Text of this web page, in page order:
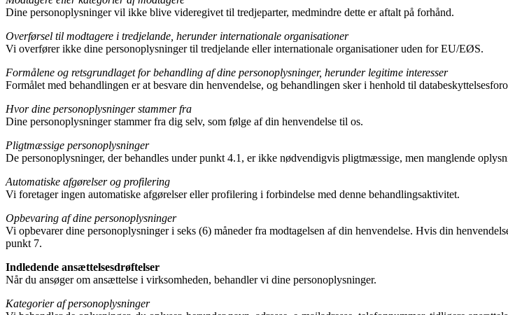
Dine personoplysninger vil ikke blive videregivet til tredjeparter, medmindre dette er aftalt på forhånd.
Overførsel til modtagere i tredjelande, herunder internationale organisationer
Vi overfører ikke dine personoplysninger til tredjelande eller internationale organisationer uden for EU/EØS.
Formålene og retsgrundlaget for behandling af dine personoplysninger, herunder legitime interesser
Formålet med behandlingen er at besvare din henvendelse, og behandlingen sker i henhold til
Hvor dine personoplysninger stammer fra
Dine personoplysninger stammer fra dig selv, som følge af din henvendelse til os.
Pligtmæssige personoplysninger
De personoplysninger, der behandles under punkt 4.1, er ikke nødvendigvis pligtmæssige, men manglende
Automatiske afgørelser og profilering
Vi foretager ingen automatiske afgørelser eller profilering i forbindelse med denne behandlingsaktivitet.
Opbevaring af dine personoplysninger
Vi opbevarer dine personoplysninger i seks (6) måneder fra modtagelsen af din henvendelse. Hvis din
punkt 7.
Indledende ansættelsesdrøftelser
Når du ansøger om ansættelse i virksomheden, behandler vi dine personoplysninger.
Kategorier af personoplysninger